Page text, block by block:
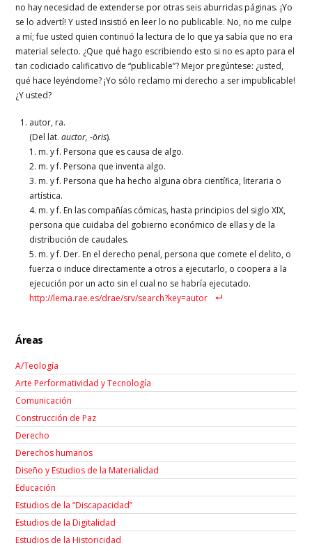
no hay necesidad de extenderse por otras seis aburridas páginas. ¡Yo
se lo advertí! Y usted insistió en leer lo no publicable. No, no me culpe
a mí; fue usted quien continuó la lectura de lo que ya sabía que no era
material selecto. ¿Que qué hago escribiendo esto si no es apto para el
tan codiciado calificativo de “publicable”? Mejor pregúntese: ¿usted,
qué hace leyéndome? ¡Yo sólo reclamo mi derecho a ser impublicable!
¿Y usted?
autor, ra.
(Del lat.auctor, -ōris).
1. m. y f. Persona que es causa de algo.
2. m. y f. Persona que inventa algo.
3. m. y f. Persona que ha hecho alguna obra científica, literaria o
artística.
4. m. y f. En las compañías cómicas, hasta principios del siglo XIX,
persona que cuidaba del gobierno económico de ellas y de la
distribución de caudales.
5. m. y f. Der. En el derecho penal, persona que comete el delito, o
fuerza o induce directamente a otros a ejecutarlo, o coopera a la
ejecución por un acto sin el cual no se habría ejecutado.
http://lema.rae.es/drae/srv/search?key=autor
Áreas
A/Teología
Arte Performatividad y Tecnología
Comunicación
Construcción de Paz
Derecho
Derechos humanos
Diseño y Estudios de la Materialidad
Educación
Estudios de la “Discapacidad”
Estudios de la Digitalidad
Estudios de la Historicidad